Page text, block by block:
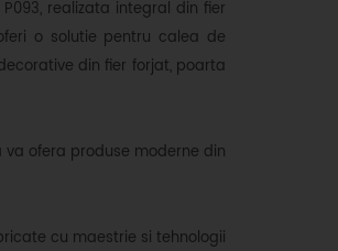
realizata integral din fier
o solutie pentru calea de
din fier forjat, poarta
va ofera produse moderne din
cu maestrie si tehnologii